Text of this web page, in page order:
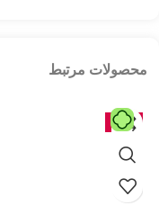
محصولات مرتبط
حراج